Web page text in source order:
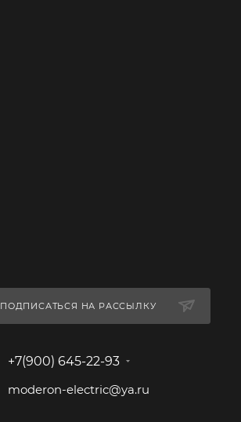
ПОДПИСАТЬСЯ НА РАССЫЛКУ
+7(900) 645-22-93
moderon-electric@ya.ru